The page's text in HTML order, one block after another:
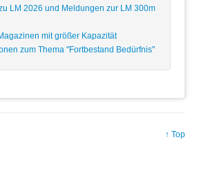
LM 2026 und Meldungen zur LM 300m
mit größer Kapazität
zum Thema "Fortbestand Bedürfnis"
↑ Top